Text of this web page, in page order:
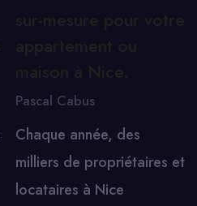
Pascal Cabus
Chaque année, des
milliers de propriétaires et
locataires à Nice